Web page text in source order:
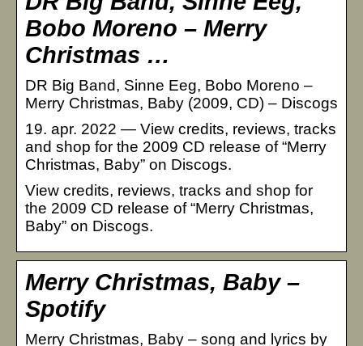
Bobo Moreno – Merry
Christmas …
DR Big Band, Sinne Eeg, Bobo Moreno –
Merry Christmas, Baby (2009, CD) – Discogs
19. apr. 2022 — View credits, reviews, tracks
and shop for the 2009 CD release of “Merry
Christmas, Baby” on Discogs.
View credits, reviews, tracks and shop for
the 2009 CD release of “Merry Christmas,
Baby” on Discogs.
Merry Christmas, Baby –
Spotify
Merry Christmas, Baby – song and lyrics by